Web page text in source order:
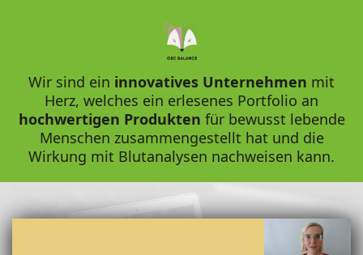
Wir sind ein innovatives Unternehmen mit
Herz, welches ein erlesenes Portfolio an
hochwertigen Produkten für bewusst lebende
Menschen zusammengestellt hat und die
Wirkung mit Blutanalysen nachweisen kann.